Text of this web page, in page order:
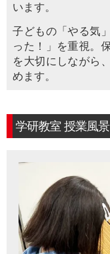
います。
子どもの「やる気
った！」を重視。
を大切にしながら
めます。
学研教室 授業風景